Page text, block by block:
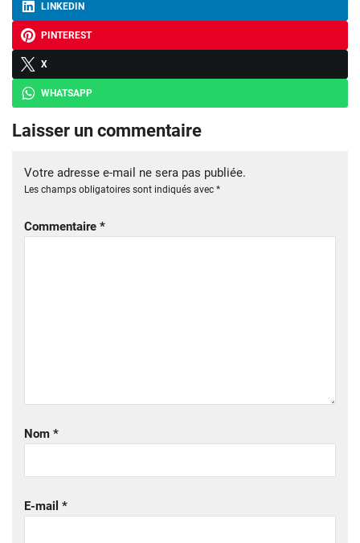
LINKEDIN
PINTEREST
X
WHATSAPP
Laisser un commentaire
Votre adresse e-mail ne sera pas publiée.
Les champs obligatoires sont indiqués avec *
Commentaire *
Nom *
E-mail *